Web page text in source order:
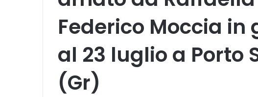
Federico Moccia in
al 23 luglio a Porto
(Gr)